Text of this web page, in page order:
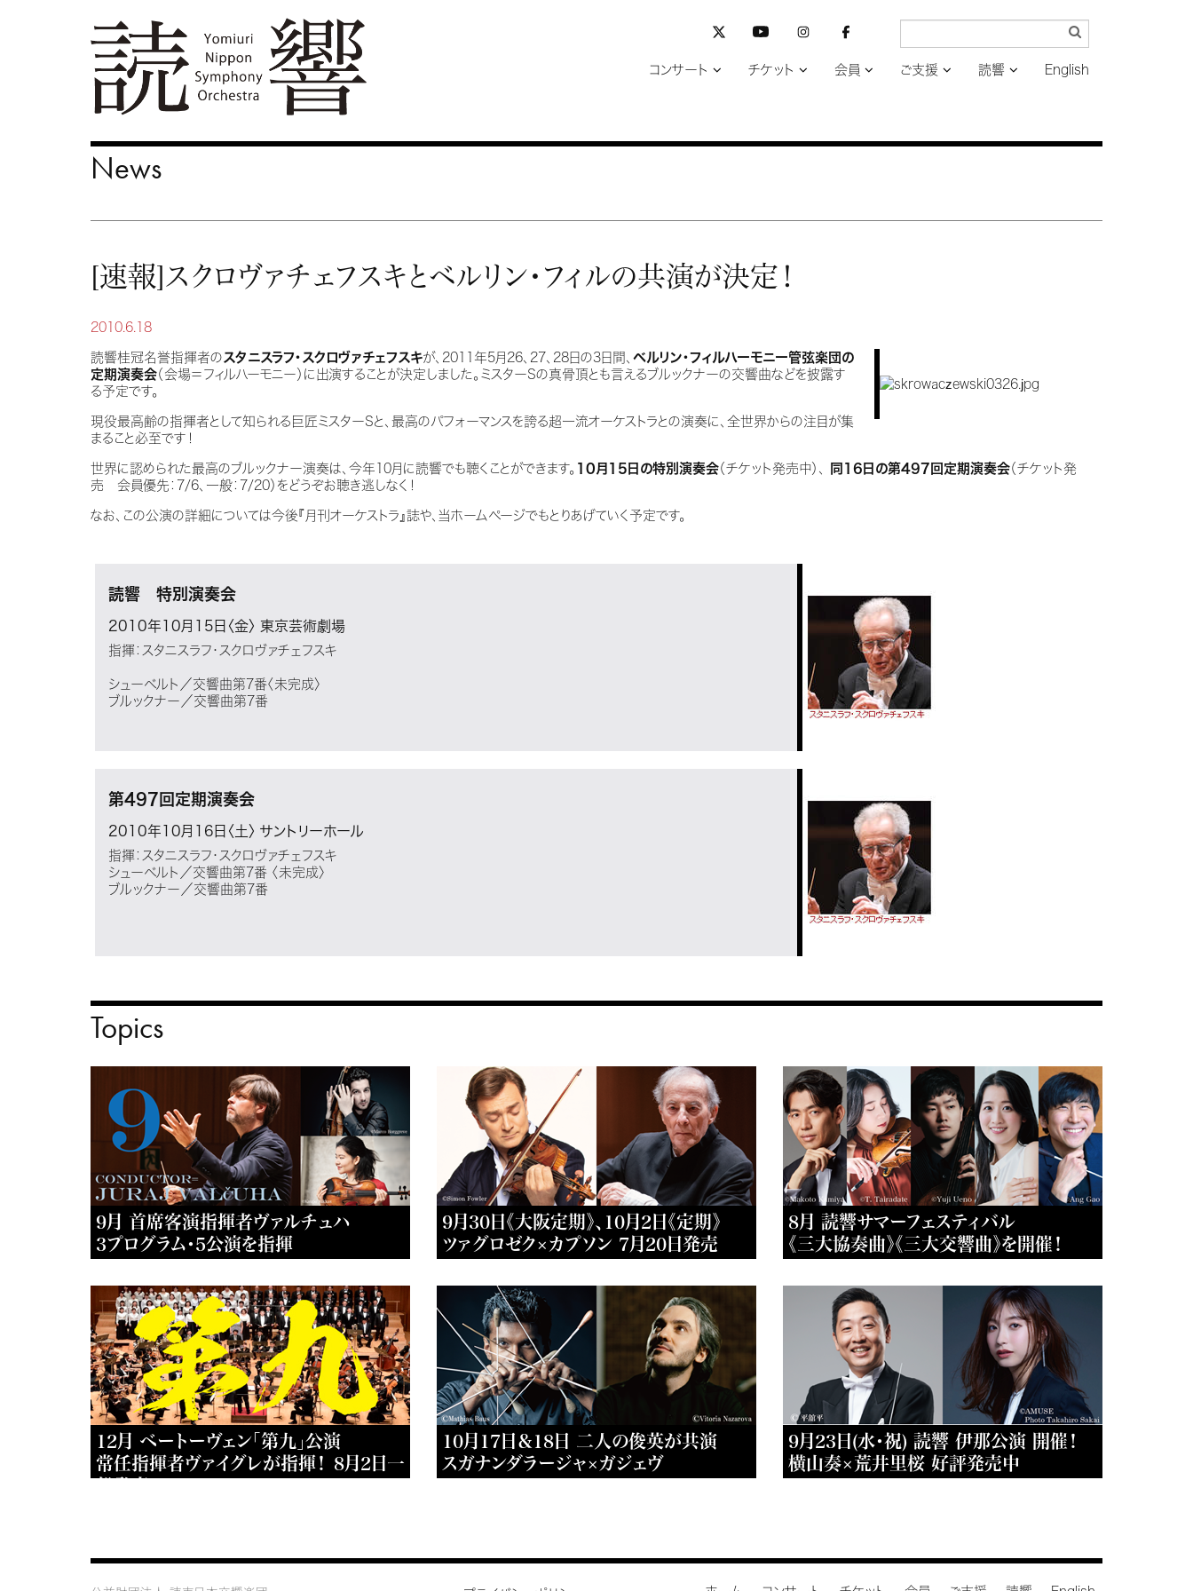
コンサート チケット 会員 ご支援 読響 English
News
[速報]スクロヴァチェフスキとベルリン・フィルの共演が決定！
2010.6.18
読響桂冠名誉指揮者の スタニスラフ・スクロヴァチェフスキが、2011年5月26、27、28日の3日間、 ベルリン・フィルハーモニー管弦楽団の
定期演奏会（会場＝フィルハーモニー）に出演することが決定しました。ミスターSの真骨頂とも言えるブルックナーの交響曲などを披露す
る予定です。
現役最高齢の指揮者として知られる巨匠ミスターSと、最高のパフォーマンスを誇る超一流オーケストラとの演奏に、全世界からの注目が集
まること必至です！
世界に認められた最高のブルックナー演奏は、今年10月に読響でも聴くことができます。 10月15日の特別演奏会（チケット発売中）、 同16日の第497回定期演奏会（チケット発
売 会員優先：7/6、一般：7/20）をどうぞお聴き逃しなく！
なお、この公演の詳細については今後『月刊オーケストラ』誌や、当ホームページでもとりあげていく予定です。
読響 特別演奏会
2010年10月15日〈金〉 東京芸術劇場
指揮：スタニスラフ・スクロヴァチェフスキ
シューベルト／交響曲第7番〈未完成〉
ブルックナー／交響曲第7番
第497回定期演奏会
2010年10月16日〈土〉 サントリーホール
指揮：スタニスラフ・スクロヴァチェフスキ
シューベルト／交響曲第7番 〈未完成〉
ブルックナー／交響曲第7番
Topics
9月 首席客演指揮者ヴァルチュハ
3プログラム・5公演を指揮
9月30日《大阪定期》、10月2日《定期》
ツァグロゼク×カプソン 7月20日発売
8月 読響サマーフェスティバル
《三大協奏曲》《三大交響曲》を開催！
12月 ベートーヴェン「第九」公演
常任指揮者ヴァイグレが指揮！ 8月2日一
10月17日＆18日 二人の俊英が共演
スガナンダラージャ×ガジェヴ
9月23日(水・祝) 読響 伊那公演 開催！
横山奏×荒井里桜 好評発売中